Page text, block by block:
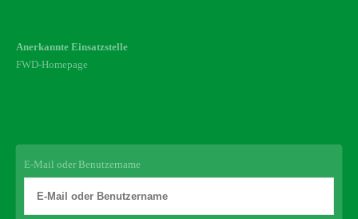
Anerkannte Einsatzstelle
FWD-Homepage
E-Mail oder Benutzername